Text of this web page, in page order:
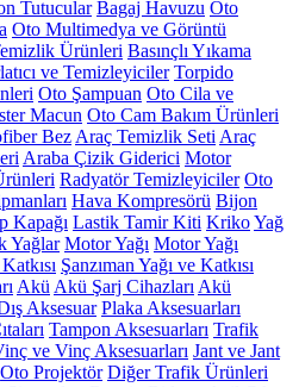
Tutucular Bagaj Havuzu Oto
Oto Multimedya ve Görüntü
Ürünleri Basınçlı Yıkama
ve Temizleyiciler Torpido
Oto Şampuan Oto Cila ve
Macun Oto Cam Bakım Ürünleri
Bez Araç Temizlik Seti Araç
Araba Çizik Giderici Motor
Radyatör Temizleyiciler Oto
Hava Kompresörü Bijon
Kapağı Lastik Tamir Kiti KrikoYağ
Yağlar Motor Yağı Motor Yağı
Şanzıman Yağı ve Katkısı
Akü Akü Şarj Cihazları Akü
Aksesuar Plaka Aksesuarları
Tampon Aksesuarları Trafik
ve Vinç Aksesuarları Jant ve Jant
Oto Projektör Diğer Trafik Ürünleri